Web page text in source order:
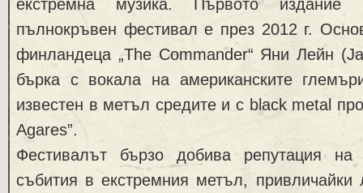
екстремна музика. Първото
пълнокръвен фестивал е през 2012 г.
финландеца „The Commander“ Яни Лейн
бърка с вокала на американските
известен в метъл средите и с black metal
Agares”.
Фестивалът бързо добива репутация
събития в екстремния метъл, привличайки